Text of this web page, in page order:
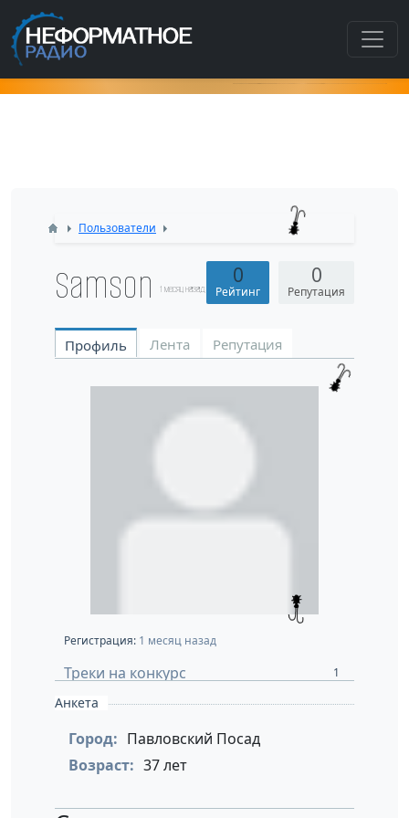
Как попасть в этот раздел???
Пользователи
Samson 1 месяц назад
0
Репутация
0
Рейтинг
Профиль Лента Репутация
Регистрация: 1 месяц назад
Треки на конкурс 1
Анкета
Город: Павловский Посад
Возраст: 37 лет